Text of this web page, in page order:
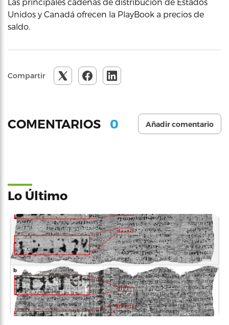
Unidos y Canadá ofrecen la PlayBook a precios de
saldo.
Compartir
COMENTARIOS 0 Añadir comentario
Lo Último